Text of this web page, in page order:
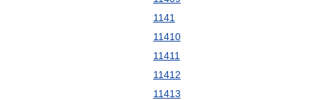
1141
11410
11411
11412
11413